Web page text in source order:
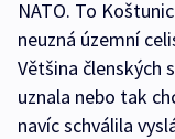
NATO. To
neuzná územní
Většina členských
uznala nebo tak
navíc schválila